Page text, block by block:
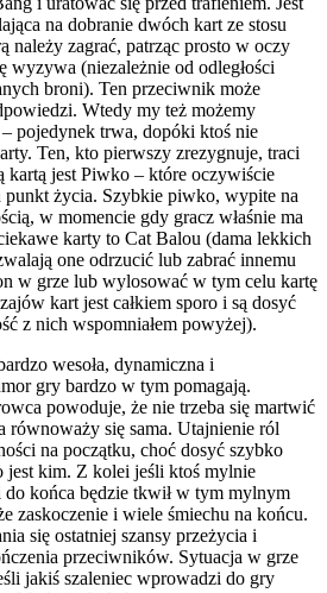
na dobranie dwóch kart ze stosu
należy zagrać, patrząc prosto w oczy
(niezależnie od odległości
broni). Ten przeciwnik może
Wtedy my też możemy
pojedynek trwa, dopóki ktoś nie
Ten, kto pierwszy zrezygnuje, traci
kartą jest Piwko – które oczywiście
punkt życia. Szybkie piwko, wypite na
w momencie gdy gracz właśnie ma
karty to Cat Balou (dama lekkich
one odrzucić lub zabrać innemu
w grze lub wylosować w tym celu kartę
kart jest całkiem sporo i są dosyć
z nich wspomniałem powyżej).
wesoła, dynamiczna i
gry bardzo w tym pomagają.
powoduje, że nie trzeba się martwić
równoważy się sama. Utajnienie ról
na początku, choć dosyć szybko
jest kim. Z kolei jeśli ktoś mylnie
końca będzie tkwił w tym mylnym
zaskoczenie i wiele śmiechu na końcu.
się ostatniej szansy przeżycia i
przeciwników. Sytuacja w grze
jakiś szaleniec wprowadzi do gry